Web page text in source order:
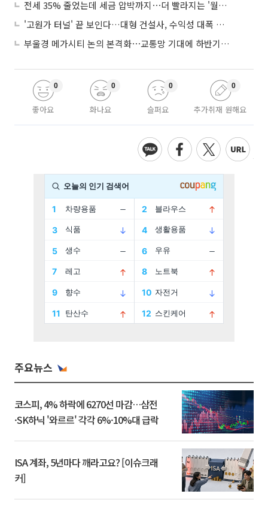
전세 35% 줄었는데 세금 압박까지⋯더 빨라지는 '월세화'
'고원가 터널' 끝 보인다…대형 건설사, 수익성 대폭 개선
부울경 메가시티 논의 본격화⋯교통망 기대에 하반기 분양시장 '주목'
좋아요
0
화나요
0
슬퍼요
0
추가취재 원해요
0
주요뉴스
코스피, 4% 하락에 6270선 마감…삼전
·SK하닉 '와르르' 각각 6%·10%대 급락
ISA 계좌, 5년마다 깨라고요? [이슈크래
커]